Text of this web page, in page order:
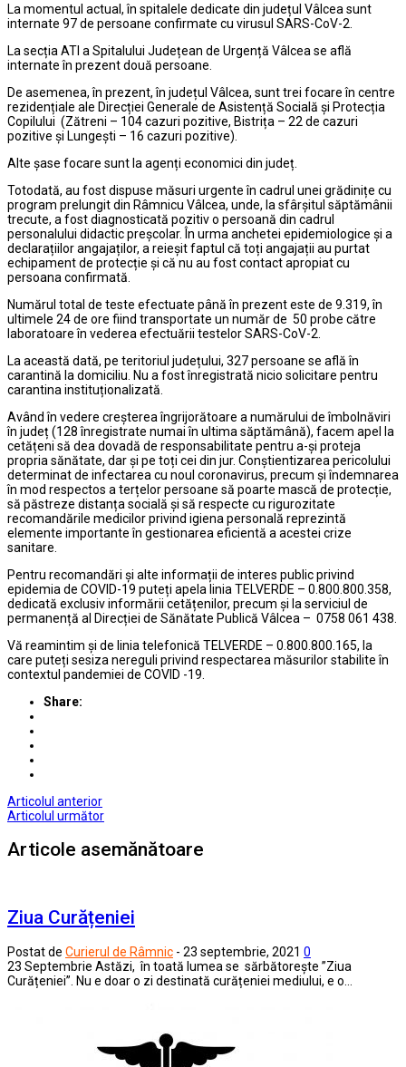
La momentul actual, în spitalele dedicate din județul Vâlcea sunt
internate 97 de persoane confirmate cu virusul SARS-CoV-2.
La secția ATI a Spitalului Județean de Urgență Vâlcea se află
internate în prezent două persoane.
De asemenea, în prezent, în județul Vâlcea, sunt trei focare în centre
rezidențiale ale Direcției Generale de Asistență Socială și Protecția
Copilului (Zătreni – 104 cazuri pozitive, Bistrița – 22 de cazuri
pozitive și Lungești – 16 cazuri pozitive).
Alte șase focare sunt la agenți economici din județ.
Totodată, au fost dispuse măsuri urgente în cadrul unei grădinițe cu
program prelungit din Râmnicu Vâlcea, unde, la sfârșitul săptămânii
trecute, a fost diagnosticată pozitiv o persoană din cadrul
personalului didactic preșcolar. În urma anchetei epidemiologice și a
declarațiilor angajaților, a reieșit faptul că toți angajații au purtat
echipament de protecție și că nu au fost contact apropiat cu
persoana confirmată.
Numărul total de teste efectuate până în prezent este de 9.319, în
ultimele 24 de ore fiind transportate un număr de 50 probe către
laboratoare în vederea efectuării testelor SARS-CoV-2.
La această dată, pe teritoriul județului, 327 persoane se află în
carantină la domiciliu. Nu a fost înregistrată nicio solicitare pentru
carantina instituționalizată.
Având în vedere creșterea îngrijorătoare a numărului de îmbolnăviri
în județ (128 înregistrate numai în ultima săptămână), facem apel la
cetățeni să dea dovadă de responsabilitate pentru a-și proteja
propria sănătate, dar și pe toți cei din jur. Conștientizarea pericolului
determinat de infectarea cu noul coronavirus, precum și îndemnarea
în mod respectos a terțelor persoane să poarte mască de protecție,
să păstreze distanța socială și să respecte cu rigurozitate
recomandările medicilor privind igiena personală reprezintă
elemente importante în gestionarea eficientă a acestei crize
sanitare.
Pentru recomandări și alte informații de interes public privind
epidemia de COVID-19 puteți apela linia TELVERDE – 0.800.800.358,
dedicată exclusiv informării cetățenilor, precum și la serviciul de
permanență al Direcției de Sănătate Publică Vâlcea – 0758 061 438.
Vă reamintim și de linia telefonică TELVERDE – 0.800.800.165, la
care puteți sesiza nereguli privind respectarea măsurilor stabilite în
contextul pandemiei de COVID -19.
Share:
Articolul anterior
Articolul următor
Articole asemănătoare
Ziua Curățeniei
Postat de Curierul de Râmnic - 23 septembrie, 2021 0
23 Septembrie Astăzi, în toată lumea se sărbătorește ”Ziua
Curățeniei”. Nu e doar o zi destinată curățeniei mediului, e o…